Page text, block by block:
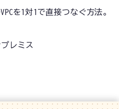
を1対1で直接つなぐ方法。
レミス